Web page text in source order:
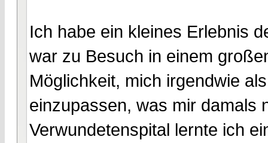
Ich habe ein kleines Erlebnis
war zu Besuch in einem
Möglichkeit, mich irgendwie
einzupassen, was mir damals
Verwundetenspital lernte ich